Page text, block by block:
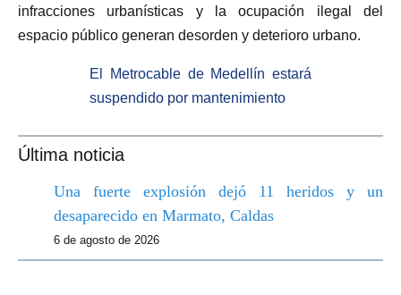
infracciones urbanísticas y la ocupación ilegal del
espacio público generan desorden y deterioro urbano.
El Metrocable de Medellín estará
suspendido por mantenimiento
Última noticia
Una fuerte explosión dejó 11 heridos y un
desaparecido en Marmato, Caldas
6 de agosto de 2026